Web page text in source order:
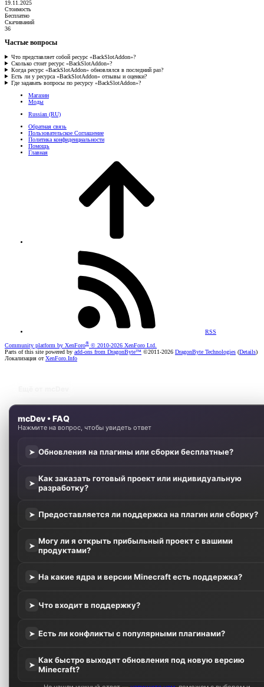
19.11.2025
Стоимость
Бесплатно
Скачиваний
36
Частые вопросы
Что представляет собой ресурс «BackSlotAddon»?
Сколько стоит ресурс «BackSlotAddon»?
Когда ресурс «BackSlotAddon» обновлялся в последний раз?
Есть ли у ресурса «BackSlotAddon» отзывы и оценки?
Где задавать вопросы по ресурсу «BackSlotAddon»?
Магазин
Моды
Russian (RU)
Обратная связь
Пользовательское Соглашение
Политика конфиденциальности
Помощь
Главная
RSS
Community platform by XenForo® © 2010-2026 XenForo Ltd.
Parts of this site powered by add-ons from DragonByte™ ©2011-2026 DragonByte Technologies (Details)
Локализация отXenForo.Info
mcDev • FAQ
Нажмите на вопрос, чтобы увидеть ответ
➤ Обновления на плагины или сборки бесплатные?
➤ Как заказать готовый проект или индивидуальную
разработку?
➤ Предоставляется ли поддержка на плагин или сборку?
➤ Могу ли я открыть прибыльный проект с вашими
продуктами?
➤ На какие ядра и версии Minecraft есть поддержка?
➤ Что входит в поддержку?
➤ Есть ли конфликты с популярными плагинами?
➤ Как быстро выходят обновления под новую версию
Minecraft?